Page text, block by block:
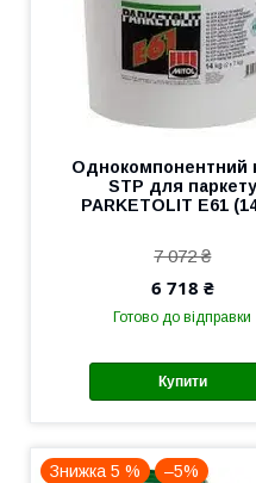
Однокомпонентний
STP для паркету
PARKETOLIT E61
7 072 ₴
6 718 ₴
Готово до відправки
Купити
Знижка 5 % –5%